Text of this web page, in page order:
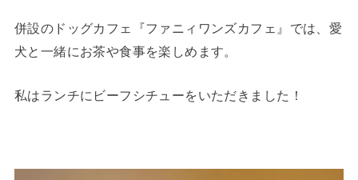
併設のドッグカフェ『ファニィワンズカフェ』では、愛
犬と一緒にお茶や食事を楽しめます。
私はランチにビーフシチューをいただきました！